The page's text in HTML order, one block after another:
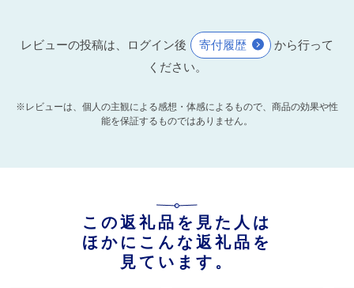
レビューの投稿は、ログイン後 寄付履歴
から行って
ください。
※レビューは、個人の主観による感想・体感によるもので、商品の効果や性
能を保証するものではありません。
この返礼品を見た人は
ほかにこんな返礼品を
見ています。